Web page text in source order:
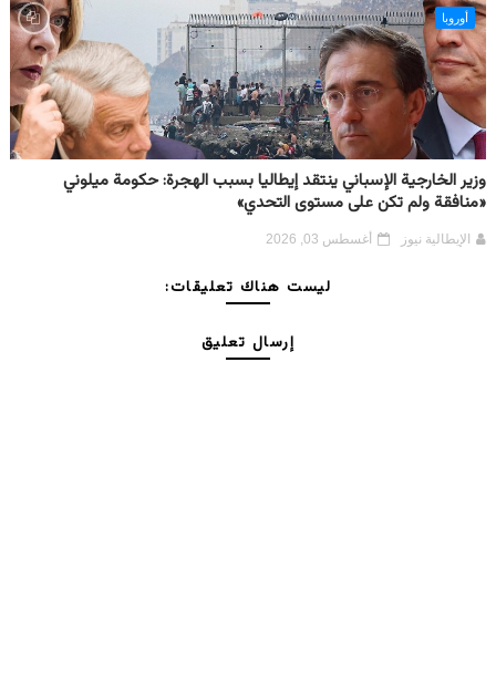
أوروبا
وزير الخارجية الإسباني ينتقد إيطاليا بسبب الهجرة: حكومة ميلوني
«منافقة ولم تكن على مستوى التحدي»
الإيطالية نيوز أغسطس 03, 2026
ليست هناك تعليقات:
إرسال تعليق